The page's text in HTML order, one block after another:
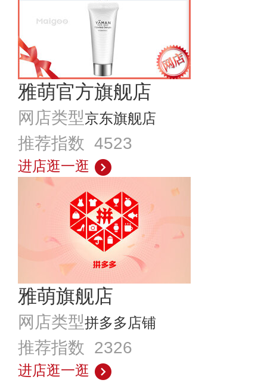
雅萌官方旗舰店
网店类型京东旗舰店
推荐指数 4523
进店逛一逛
雅萌旗舰店
网店类型拼多多店铺
推荐指数 2326
进店逛一逛